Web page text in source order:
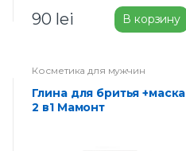
90 lei В корзину
Косметика для мужчин
Глина для бритья +маска
2 в1 Мамонт